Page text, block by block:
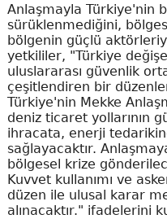
Anlaşmayla Türkiye'nin
sürüklenmediğini,
bölgenin güçlü
yetkililer, "Türkiye
uluslararası güvenlik
çeşitlendiren bir
Türkiye'nin Mekke
deniz ticaret yollarının
ihracata, enerji
sağlayacaktır.
bölgesel krize
Kuvvet kullanımı ve
düzen ile ulusal karar
alınacaktır." ifadelerini